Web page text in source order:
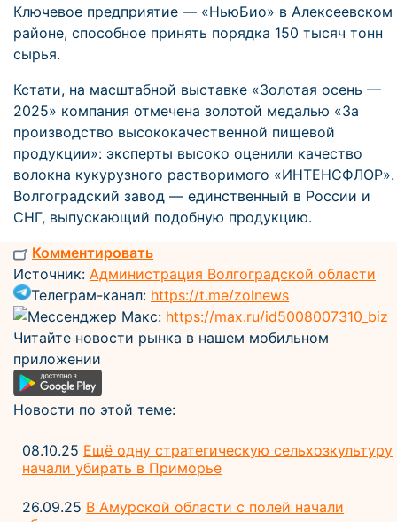
Ключевое предприятие — «НьюБио» в Алексеевском
районе, способное принять порядка 150 тысяч тонн
сырья.
Кстати, на масштабной выставке «Золотая осень —
2025» компания отмечена золотой медалью «За
производство высококачественной пищевой
продукции»: эксперты высоко оценили качество
волокна кукурузного растворимого «ИНТЕНСФЛОР».
Волгоградский завод — единственный в России и
СНГ, выпускающий подобную продукцию.
Комментировать
Источник: Администрация Волгоградской области
Телеграм-канал: https://t.me/zolnews
Мессенджер Макс: https://max.ru/id5008007310_biz
Читайте новости рынка в нашем мобильном
приложении
Новости по этой теме:
08.10.25 Ещё одну стратегическую сельхозкультуру
начали убирать в Приморье
26.09.25 В Амурской области с полей начали